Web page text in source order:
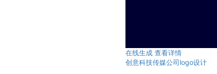
在线生成 查看详情
创意科技传媒公司logo设计